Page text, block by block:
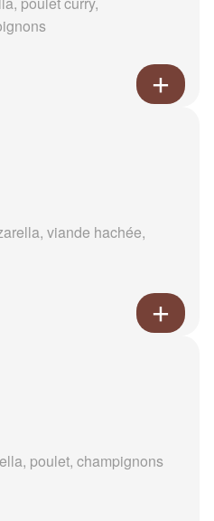
viande hachée,
poulet, champignons